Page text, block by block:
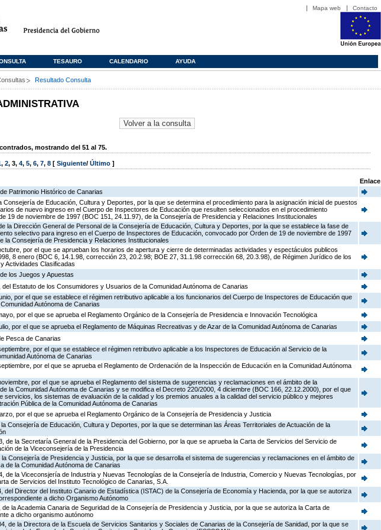
Mapa web Contacto
TESAURO CALENDARIO AYUDA
Resultado Consulta
mostrando del 51 al 75.
, 2, 3, 4, 5, 6, 7, 8 [ Siguiente/ Último ]
Enlace
Patrimonio Histórico de Canarias
Consejería de Educación, Cultura y Deportes, por la que se determina el procedimiento para la asignación inicial de puestos
de nuevo ingreso en el Cuerpo de Inspectores de Educación que resulten seleccionados en el procedimiento
19 de noviembre de 1997 (BOC 151, 24.11.97), de la Consejería de Presidencia y Relaciones Institucionales
la Dirección General de Personal de la Consejería de Educación, Cultura y Deportes, por la que se establece la fase de
selectivo para ingreso en el Cuerpo de Inspectores de Educación, convocado por Orden de 19 de noviembre de 1997
la Consejería de Presidencia y Relaciones Institucionales
por el que se aprueban los horarios de apertura y cierre de determinadas actividades y espectáculos publicos
8 enero (BOC 6, 14.1.98, corrección 23, 20.2.98; BOE 27, 31.1.98 corrección 68, 20.3.98), de Régimen Jurídico de los
Actividades Clasificadas
los Juegos y Apuestas
del Estatuto de los Consumidores y Usuarios de la Comunidad Autónoma de Canarias
por el que se establece el régimen retributivo aplicable a los funcionarios del Cuerpo de Inspectores de Educación que
Autónoma de Canarias
por el que se aprueba el Reglamento Orgánico de la Consejería de Presidencia e Innovación Tecnológica
por el que se aprueba el Reglamento de Máquinas Recreativas y de Azar de la Comunidad Autónoma de Canarias
Pesca de Canarias
por el que se establece el régimen retributivo aplicable a los Inspectores de Educación al Servicio de la
Autónoma de Canarias
por el que se aprueba el Reglamento de Ordenación de la Inspección de Educación en la Comunidad Autónoma
por el que se aprueba el Reglamento del sistema de sugerencias y reclamaciones en el ámbito de la
la Comunidad Autónoma de Canarias y se modifica el Decreto 220/2000, 4 diciembre (BOC 166, 22.12.2000), por el que
servicios, los sistemas de evaluación de la calidad y los premios anuales a la calidad del servicio público y mejores
Pública de la Comunidad Autónoma de Canarias
por el que se aprueba el Reglamento Orgánico de la Consejería de Presidencia y Justicia
Consejería de Educación, Cultura y Deportes, por la que se determinan las Áreas Territoriales de Actuación de la
de la Secretaría General de la Presidencia del Gobierno, por la que se aprueba la Carta de Servicios del Servicio de
de la Viceconsejería de la Presidencia
Consejería de Presidencia y Justicia, por la que se desarrolla el sistema de sugerencias y reclamaciones en el ámbito de
de la Comunidad Autónoma de Canarias
de la Viceconsjería de Industria y Nuevas Tecnologías de la Consejería de Industria, Comercio y Nuevas Tecnologías, por
de Servicios del Instituto Tecnológico de Canarias, S.A.
del Director del Instituto Canario de Estadística (ISTAC) de la Consejería de Economía y Hacienda, por la que se autoriza
a dicho Organismo Autónomo
de la Academia Canaria de Seguridad de la Consejería de Presidencia y Justicia, por la que se autoriza la Carta de
a dicho organismo autónomo
de la Directora de la Escuela de Servicios Sanitarios y Sociales de Canarias de la Consejería de Sanidad, por la que se